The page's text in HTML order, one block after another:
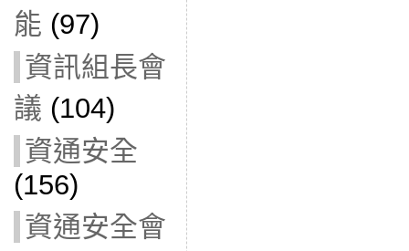
能 (97)
資訊組長會
議 (104)
資通安全
(156)
資通安全會